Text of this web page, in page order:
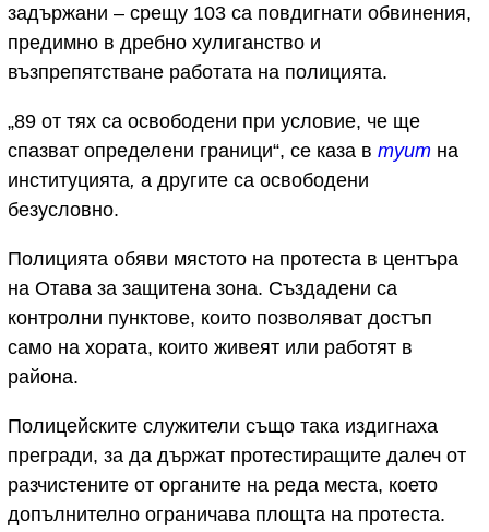
задържани – срещу 103 са повдигнати обвинения,
предимно в дребно хулиганство и
възпрепятстване работата на полицията.
„89 от тях са освободени при условие, че ще
спазват определени граници“, се каза в туит на
институцията, а другите са освободени
безусловно.
Полицията обяви мястото на протеста в центъра
на Отава за защитена зона. Създадени са
контролни пунктове, които позволяват достъп
само на хората, които живеят или работят в
района.
Полицейските служители също така издигнаха
прегради, за да държат протестиращите далеч от
разчистените от органите на реда места, което
допълнително ограничава площта на протеста.